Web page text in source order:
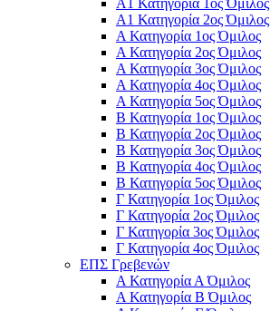
Α1 Κατηγορία 1ος Όμιλος
Α1 Κατηγορία 2ος Όμιλος
Α Κατηγορία 1ος Όμιλος
Α Κατηγορία 2ος Όμιλος
Α Κατηγορία 3ος Όμιλος
Α Κατηγορία 4ος Όμιλος
Α Κατηγορία 5ος Όμιλος
Β Κατηγορία 1ος Όμιλος
Β Κατηγορία 2ος Όμιλος
Β Κατηγορία 3ος Όμιλος
Β Κατηγορία 4ος Όμιλος
Β Κατηγορία 5ος Όμιλος
Γ Κατηγορία 1ος Όμιλος
Γ Κατηγορία 2ος Όμιλος
Γ Κατηγορία 3ος Όμιλος
Γ Κατηγορία 4ος Όμιλος
ΕΠΣ Γρεβενών
Α Κατηγορία Α Όμιλος
Α Κατηγορία B Όμιλος